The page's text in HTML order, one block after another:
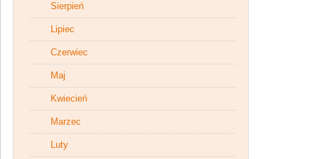
Sierpień
Lipiec
Czerwiec
Maj
Kwiecień
Marzec
Luty